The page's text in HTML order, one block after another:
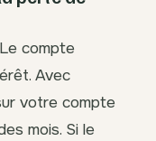
compte
Avec
votre compte
mois. Si le